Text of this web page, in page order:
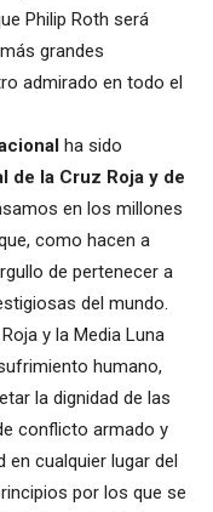
Philip Roth será
grandes
admirado en todo el
ha sido
de la Cruz Roja y de
en los millones
como hacen a
de pertenecer a
del mundo.
y la Media Luna
humano,
la dignidad de las
conflicto armado y
cualquier lugar del
por los que se